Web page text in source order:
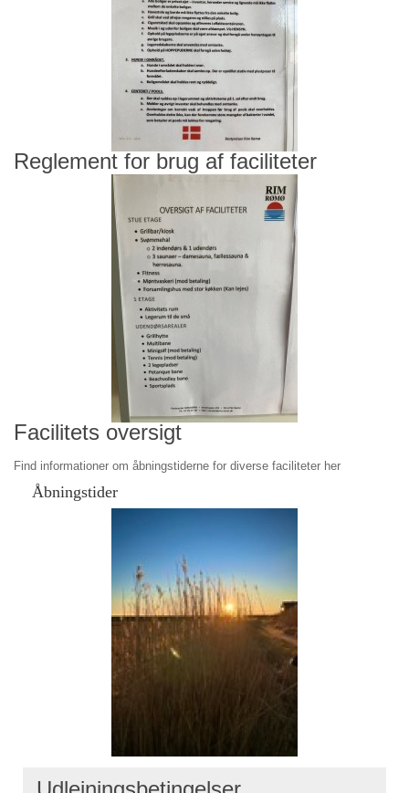
Reglement for brug af faciliteter
Facilitets oversigt
Find informationer om åbningstiderne for diverse faciliteter her
Åbningstider